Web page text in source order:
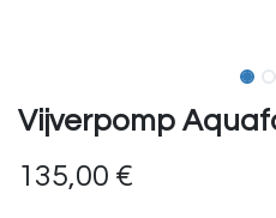
Vijverpomp
135,00 €